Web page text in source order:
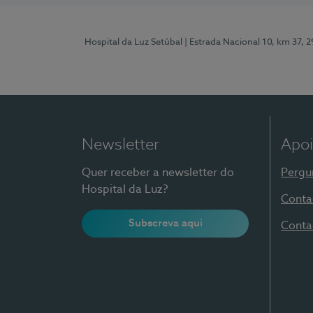
Hospital da Luz Setúbal | Estrada Nacional 10, km 37,
Newsletter
Quer receber a newsletter do
Hospital da Luz?
Subscreva aqui